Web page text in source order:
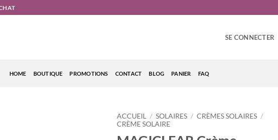
SE CONNECTER
HOME BOUTIQUE PROMOTIONS CONTACT BLOG PANIER FAQ
ACCUEIL / SOLAIRES / CRÈMES SOLAIRES /
CRÈME SOLAIRE